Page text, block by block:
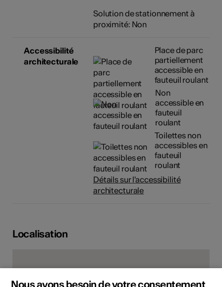
Solution de stationnement à
proximité: Non
Accessibilité
architecturale
Place de parc
partiellement
accessible en
fauteuil roulant
Non
accessible en
fauteuil
roulant
Toilettes non
accessibles en
fauteuil
roulant
Détails sur l'accessibilité
architecturale
Localisation
Nous avons besoin de votre consentement